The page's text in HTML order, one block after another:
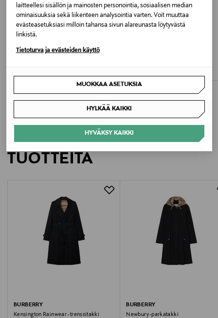
laitteellesi sisällön ja mainosten personointia, sosiaalisen median
ominaisuuksia sekä liikenteen analysointia varten. Voit muuttaa
evästeasetuksiasi milloin tahansa sivun alareunasta löytyvästä
linkistä.
Tietoturva ja evästeiden käyttö
MUOKKAA ASETUKSIA
HYLKÄÄ KAIKKI
HYVÄKSY KAIKKI
Valmistusmaa
Yhdistynyt kuningaskunta
Valmistajan tuotenumero
Horseferry House Horseferry Road, London SW1P
2AW, United Kingdom
customerservice@burberry.com
Avainsanat
Burberry, trenssitakki, takki, kevyt takki, päällystakki,
puuvillatakki, Kensington
BARACUTA
LISÄÄ KIINNOSTAVIA
TUOTTEITA
BURBERRY
Kensington Rainwear -trenssitakki
BURBERRY
Newbury-parkatakki